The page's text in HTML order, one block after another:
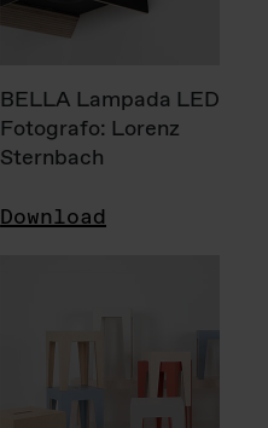
BELLA Lampada LED
Fotografo: Lorenz
Sternbach
Download